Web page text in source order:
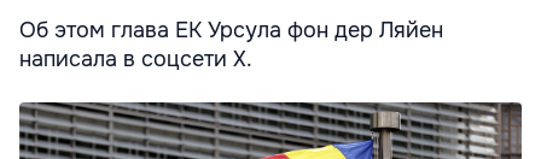
Об этом глава ЕК Урсула фон дер Ляйен
написала в соцсети Х.